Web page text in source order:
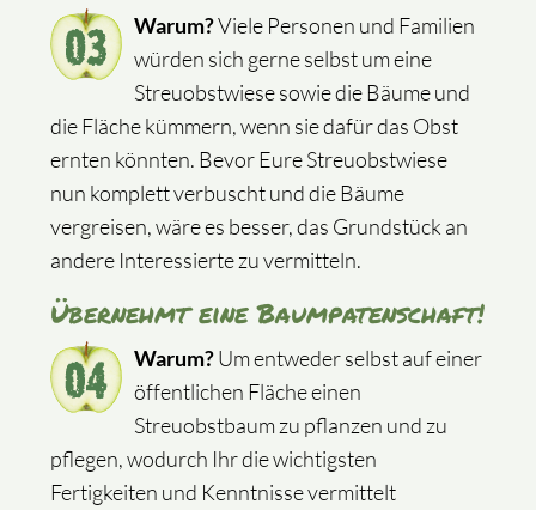
Warum?Viele Personen und Familien
würden sich gerne selbst um eine
Streuobstwiese sowie die Bäume und
die Fläche kümmern, wenn sie dafür das Obst
ernten könnten. Bevor Eure Streuobstwiese
nun komplett verbuscht und die Bäume
vergreisen, wäre es besser, das Grundstück an
andere Interessierte zu vermitteln.
Übernehmt eine Baumpatenschaft!
Warum?Um entweder selbst auf einer
öffentlichen Fläche einen
Streuobstbaum zu pflanzen und zu
pflegen, wodurch Ihr die wichtigsten
Fertigkeiten und Kenntnisse vermittelt